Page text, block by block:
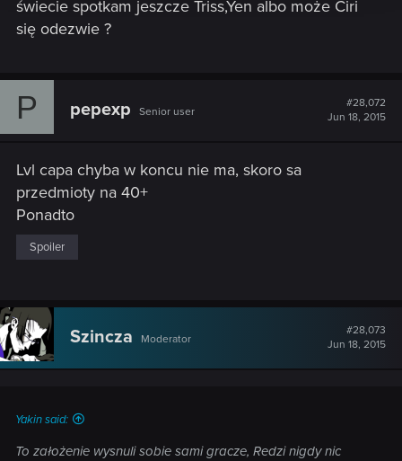
świecie spotkam jeszcze Triss,Yen albo może Ciri
się odezwie ?
P pepexp Senior user
#28,072
Jun 18, 2015
Lvl capa chyba w koncu nie ma, skoro sa
przedmioty na 40+
Ponadto
Spoiler
Szincza Moderator
#28,073
Jun 18, 2015
Yakin said:
To założenie wysnuli sobie sami gracze, Redzi nigdy nic